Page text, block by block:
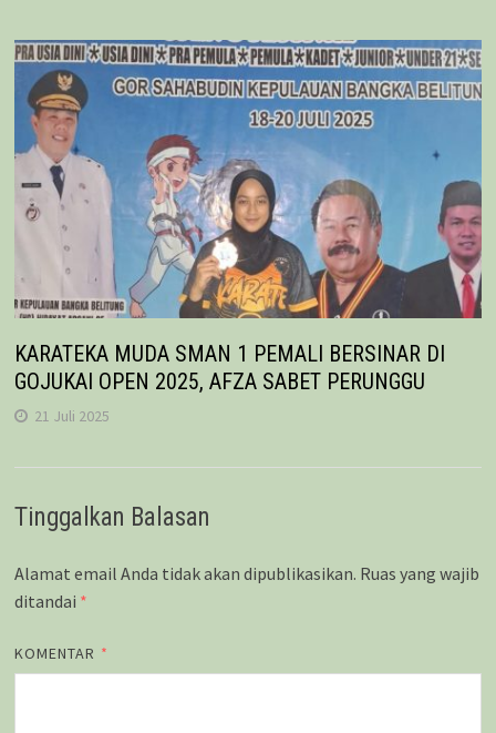
KARATEKA MUDA SMAN 1 PEMALI BERSINAR DI
GOJUKAI OPEN 2025, AFZA SABET PERUNGGU
21 Juli 2025
Tinggalkan Balasan
Alamat email Anda tidak akan dipublikasikan. Ruas yang wajib
ditandai *
KOMENTAR *